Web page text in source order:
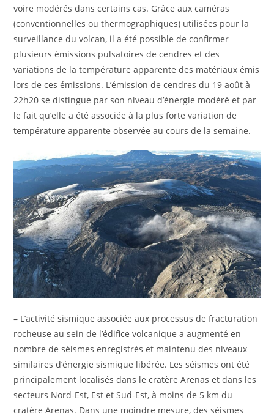
voire modérés dans certains cas. Grâce aux caméras
(conventionnelles ou thermographiques) utilisées pour la
surveillance du volcan, il a été possible de confirmer
plusieurs émissions pulsatoires de cendres et des
variations de la température apparente des matériaux émis
lors de ces émissions. L’émission de cendres du 19 août à
22h20 se distingue par son niveau d’énergie modéré et par
le fait qu’elle a été associée à la plus forte variation de
température apparente observée au cours de la semaine.
– L’activité sismique associée aux processus de fracturation
rocheuse au sein de l’édifice volcanique a augmenté en
nombre de séismes enregistrés et maintenu des niveaux
similaires d’énergie sismique libérée. Les séismes ont été
principalement localisés dans le cratère Arenas et dans les
secteurs Nord-Est, Est et Sud-Est, à moins de 5 km du
cratère Arenas. Dans une moindre mesure, des séismes